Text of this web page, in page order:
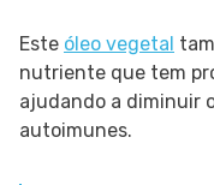
Este óleo vegetal
nutriente que tem
ajudando a diminuir
autoimunes.